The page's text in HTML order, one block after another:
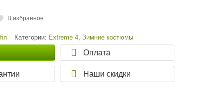
В избранное
Категории: Extreme 4,Зимние костюмы
Оплата
Наши скидки